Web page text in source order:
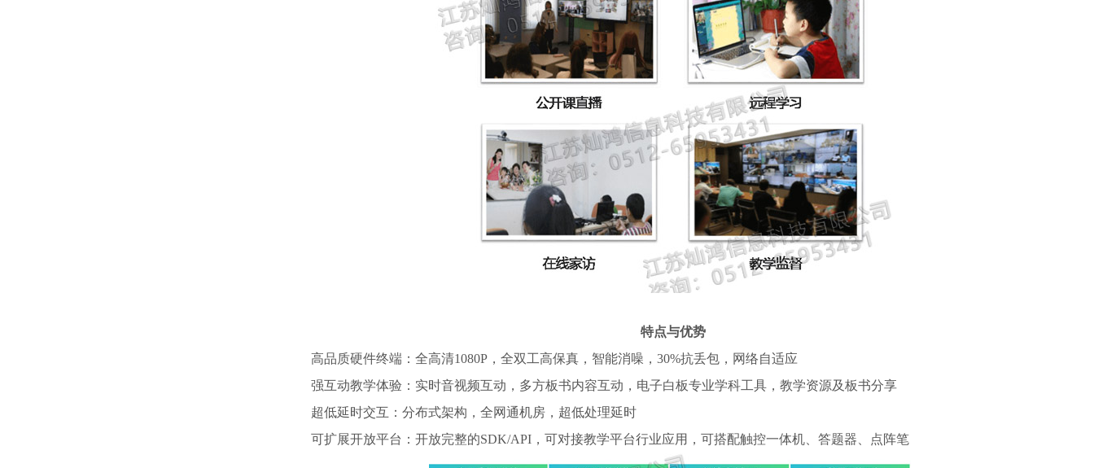
特点与优势
高品质硬件终端：全高清1080P，全双工高保真，智能消噪，30%抗丢包，网络自适应
强互动教学体验：实时音视频互动，多方板书内容互动，电子白板专业学科工具，教学资源及板书分享
超低延时交互：分布式架构，全网通机房，超低处理延时
可扩展开放平台：开放完整的SDK/API，可对接教学平台行业应用，可搭配触控一体机、答题器、点阵笔